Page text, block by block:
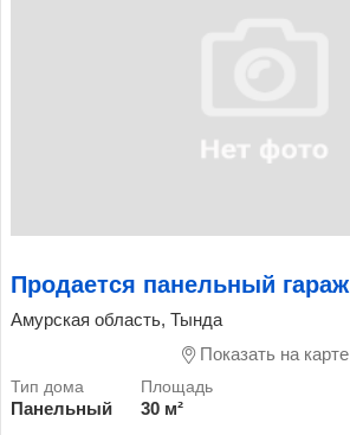
Продается панельный гараж
Амурская область, Тында
Показать на карте
Панельный
30 м²